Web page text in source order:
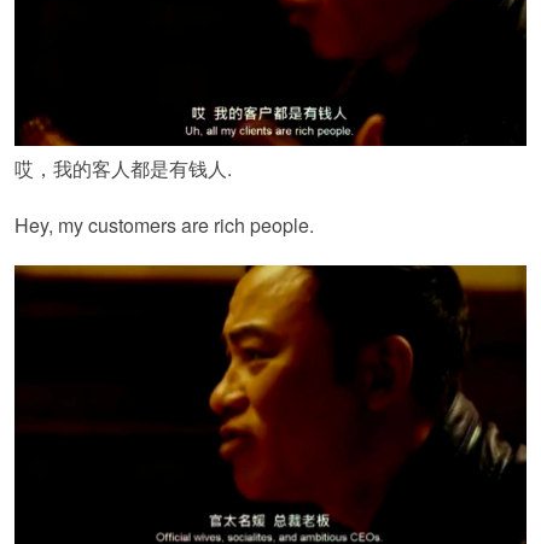
哎，我的客人都是有钱人.
Hey, my customers are rich people.